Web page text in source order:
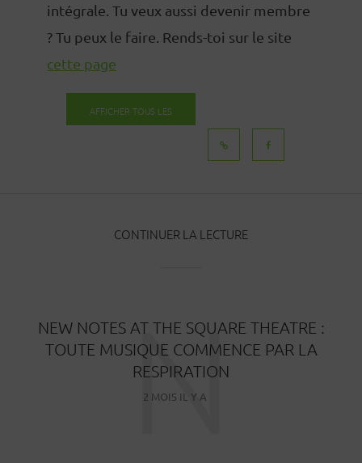
intégrale. Tu veux aussi devenir membre
? Tu peux le faire. Rends-toi sur le site
cette page
AFFICHER TOUS LES
CONTINUER LA LECTURE
NEW NOTES AT THE SQUARE THEATRE :
TOUTE MUSIQUE COMMENCE PAR LA
RESPIRATION
2 MOIS IL Y A
N